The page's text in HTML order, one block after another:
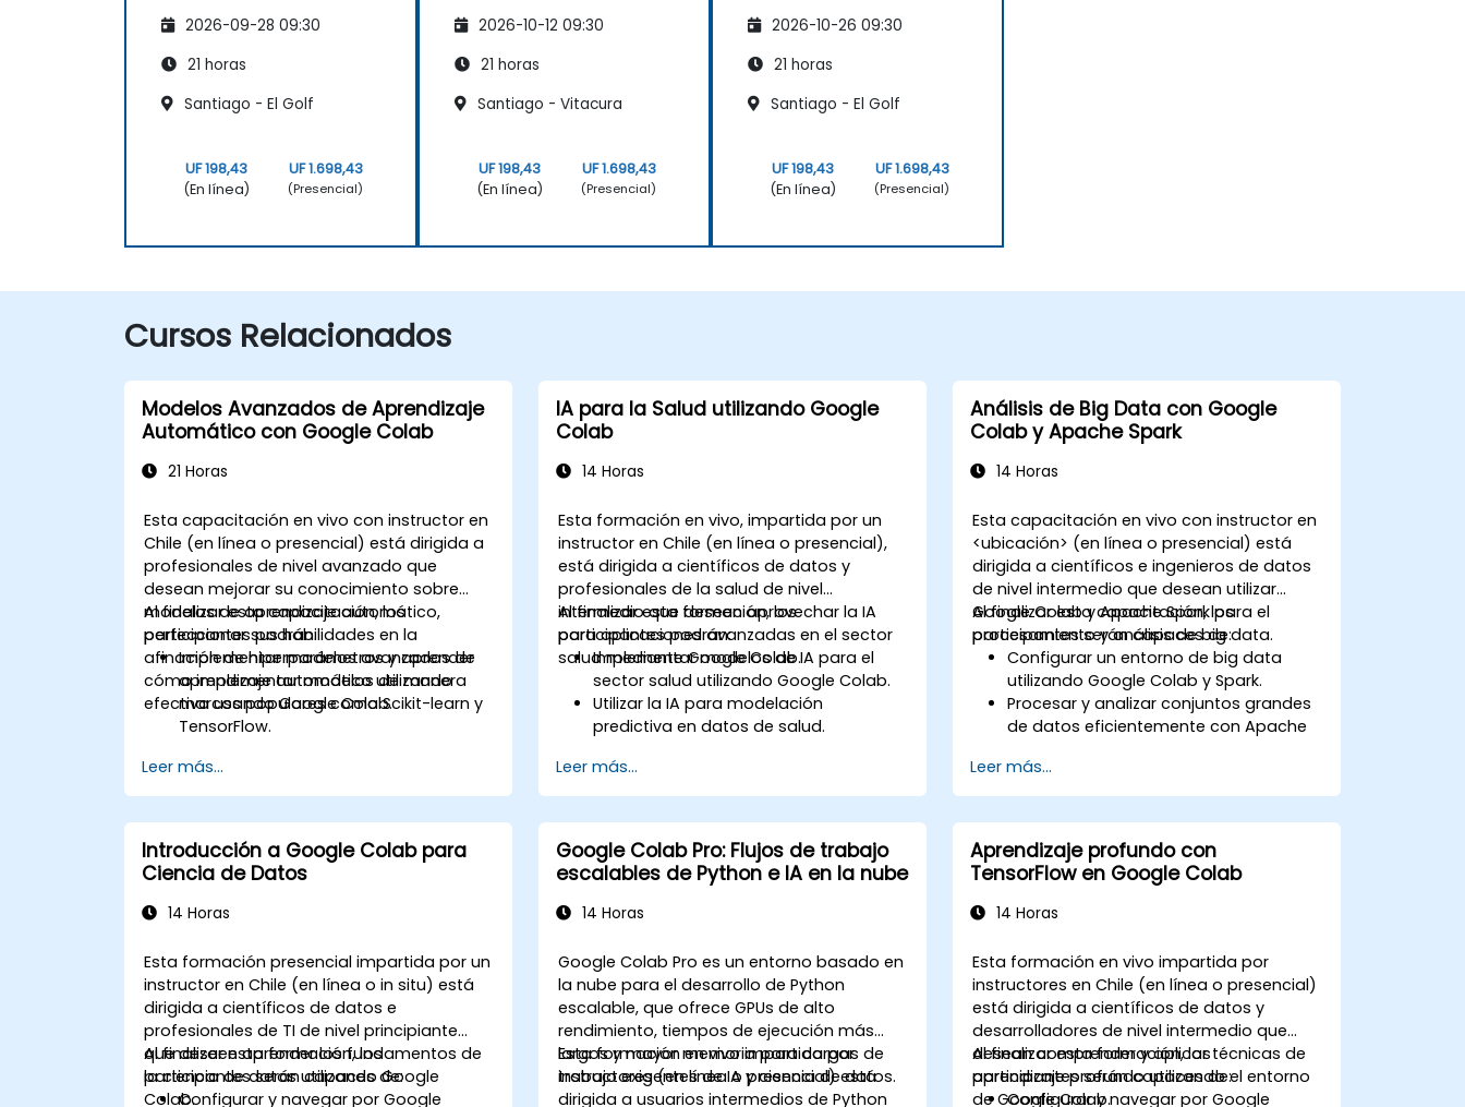
2026-09-28 09:30
21 horas
Santiago - El Golf
UF 198,43
(En línea)
UF 1.698,43
(Presencial)
2026-10-12 09:30
21 horas
Santiago - Vitacura
UF 198,43
(En línea)
UF 1.698,43
(Presencial)
2026-10-26 09:30
21 horas
Santiago - El Golf
UF 198,43
(En línea)
UF 1.698,43
(Presencial)
Cursos Relacionados
Modelos Avanzados de Aprendizaje
Automático con Google Colab
21 Horas
Esta capacitación en vivo con instructor en
Chile (en línea o presencial) está dirigida a
profesionales de nivel avanzado que
desean mejorar su conocimiento sobre
modelos de aprendizaje automático,
perfeccionar sus habilidades en la
afinación de hiperparámetros y aprender
cómo implementar modelos de manera
efectiva usando Google Colab.
Al finalizar esta capacitación, los
participantes podrán:
Implementar modelos avanzados de
aprendizaje automático utilizando
marcos populares como Scikit-learn y
TensorFlow.
mediante la afinación de
hiperparámetros.
Implementar modelos de aprendizaje
automático en aplicaciones del
mundo real usando Google Colab.
Colaborar y gestionar proyectos de
aprendizaje automático a gran escala
Leer más...
IA para la Salud utilizando Google
Colab
14 Horas
Esta formación en vivo, impartida por un
instructor en Chile (en línea o presencial),
está dirigida a científicos de datos y
profesionales de la salud de nivel
intermedio que deseen aprovechar la IA
para aplicaciones avanzadas en el sector
salud mediante Google Colab.
Al finalizar esta formación, los
participantes podrán:
Implementar modelos de IA para el
sector salud utilizando Google Colab.
Utilizar la IA para modelación
predictiva en datos de salud.
técnicas impulsadas por IA.
Explorar las consideraciones éticas en
soluciones de salud basadas en IA.
Leer más...
Análisis de Big Data con Google
Colab y Apache Spark
14 Horas
Esta capacitación en vivo con instructor en
<ubicación> (en línea o presencial) está
dirigida a científicos e ingenieros de datos
de nivel intermedio que desean utilizar
Google Colab y Apache Spark para el
procesamiento y análisis de big data.
Al finalizar esta capacitación, los
participantes serán capaces de:
Configurar un entorno de big data
utilizando Google Colab y Spark.
Procesar y analizar conjuntos grandes
de datos eficientemente con Apache
Visualizar big data en un entorno
colaborativo.
Integrar Apache Spark con
herramientas basadas en la nube.
Leer más...
Introducción a Google Colab para
Ciencia de Datos
14 Horas
Esta formación presencial impartida por un
instructor en Chile (en línea o in situ) está
dirigida a científicos de datos e
profesionales de TI de nivel principiante
que deseen aprender los fundamentos de
la ciencia de datos utilizando Google
Colab.
Al finalizar esta formación, los
participantes serán capaces de:
Configurar y navegar por Google
Google Colab Pro: Flujos de trabajo
escalables de Python e IA en la nube
14 Horas
Google Colab Pro es un entorno basado en
la nube para el desarrollo de Python
escalable, que ofrece GPUs de alto
rendimiento, tiempos de ejecución más
largos y mayor memoria para cargas de
trabajo exigentes de IA y ciencia de datos.
Esta formación en vivo impartida por
instructores (en línea o presencial) está
dirigida a usuarios intermedios de Python
Aprendizaje profundo con
TensorFlow en Google Colab
14 Horas
Esta formación en vivo impartida por
instructores en Chile (en línea o presencial)
está dirigida a científicos de datos y
desarrolladores de nivel intermedio que
desean comprender y aplicar técnicas de
aprendizaje profundo utilizando el entorno
de Google Colab.
Al finalizar esta formación, los
participantes serán capaces de:
Configurar y navegar por Google